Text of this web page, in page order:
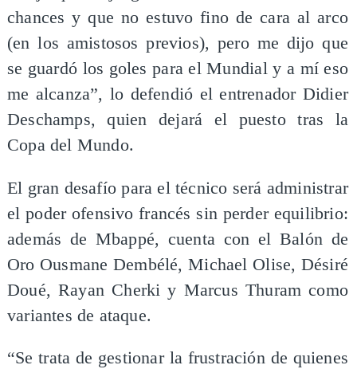
chances y que no estuvo fino de cara al arco
(en los amistosos previos), pero me dijo que
se guardó los goles para el Mundial y a mí eso
me alcanza”, lo defendió el entrenador Didier
Deschamps, quien dejará el puesto tras la
Copa del Mundo.
El gran desafío para el técnico será administrar
el poder ofensivo francés sin perder equilibrio:
además de Mbappé, cuenta con el Balón de
Oro Ousmane Dembélé, Michael Olise, Désiré
Doué, Rayan Cherki y Marcus Thuram como
variantes de ataque.
“Se trata de gestionar la frustración de quienes